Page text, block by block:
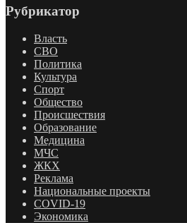
Рубрикатор
Власть
СВО
Политика
Культура
Спорт
Общество
Происшествия
Образование
Медицина
МЧС
ЖКХ
Реклама
Национальные проекты
COVID-19
Экономика